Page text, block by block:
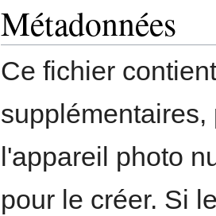
Métadonnées
Ce fichier
l'appareil photo
pour le créer. Si